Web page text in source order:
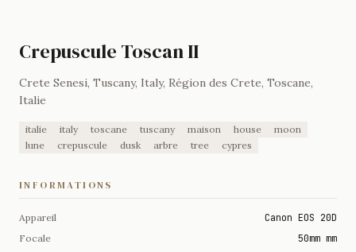
Crepuscule Toscan II
Crete Senesi, Tuscany, Italy, Région des Crete, Toscane,
Italie
italie italy toscane tuscany maison house
moon
lune
crepuscule dusk arbre tree cypres
INFORMATIONS
Appareil Canon EOS 20D
Focale 50mm mm